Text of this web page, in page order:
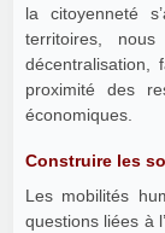
la citoyenneté
territoires,
décentralisation,
proximité des
économiques.
Construire les
Les mobilités
questions liées à